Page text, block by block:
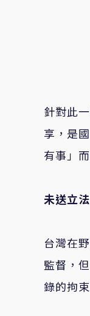
針對此
享，是
有事」
未送立
台灣在
監督，
錄的拘